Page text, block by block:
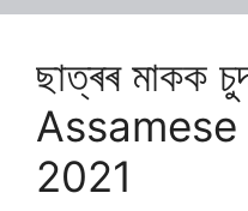
ছাত্ৰৰ মাকক
2021